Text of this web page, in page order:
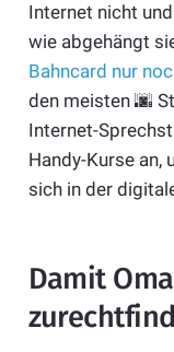
Internet nicht
wie abgehängt
Bahncard nur
den meisten 🌆
Internet-
Handy-Kurse an,
sich in der
Damit